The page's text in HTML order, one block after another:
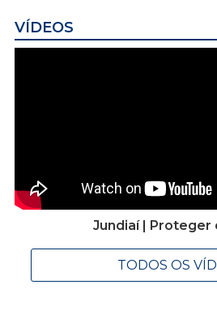
VÍDEOS
Jundiaí | Proteger
TODOS OS